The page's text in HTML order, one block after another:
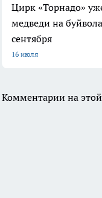
Цирк «Торнадо»
медведи на
сентября
16 июля
Комментарии на